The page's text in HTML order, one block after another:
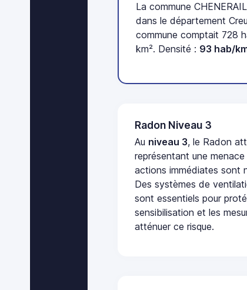
La commune
dans le département
commune comptait 728
km². Densité : 93 hab/
Radon Niveau 3
Au niveau 3, le Radon
représentant une
actions immédiates sont
Des systèmes de
sont essentiels pour
sensibilisation et les
atténuer ce risque.